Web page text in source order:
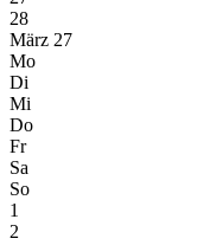
28
März 27
Mo
Di
Mi
Do
Fr
Sa
So
1
2